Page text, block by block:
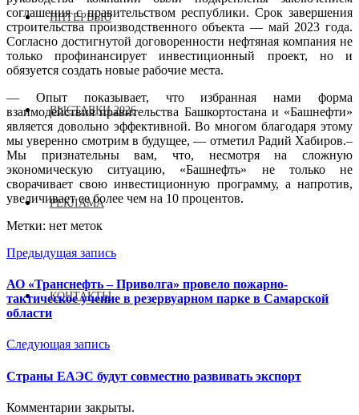
ИНТЕРВЬЮ
ВЫСТАВКИ 2026
РЕКЛАМА
КОНТАКТЫ
соглашения с правительством республики. Срок завершения
строительства производственного объекта — май 2023 года.
Согласно достигнутой договоренности нефтяная компания не
только профинансирует инвестиционный проект, но и
обязуется создать новые рабочие места.
— Опыт показывает, что избранная нами форма
взаимодействия правительства Башкортостана и «Башнефти»
является довольно эффективной. Во многом благодаря этому
мы уверенно смотрим в будущее, — отметил Радий Хабиров.–
Мы признательны вам, что, несмотря на сложную
экономическую ситуацию, «Башнефть» не только не
сворачивает свою инвестиционную программу, а напротив,
увеличивает ее более чем на 10 процентов.
Метки: нет меток
Предыдущая запись
АО «Транснефть – Приволга» провело пожарно-
тактическое учение в резервуарном парке в Самарской
области
Следующая запись
Страны ЕАЭС будут совместно развивать экспорт
Комментарии закрыты.